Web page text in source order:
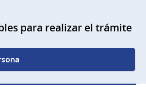
para realizar el trámite